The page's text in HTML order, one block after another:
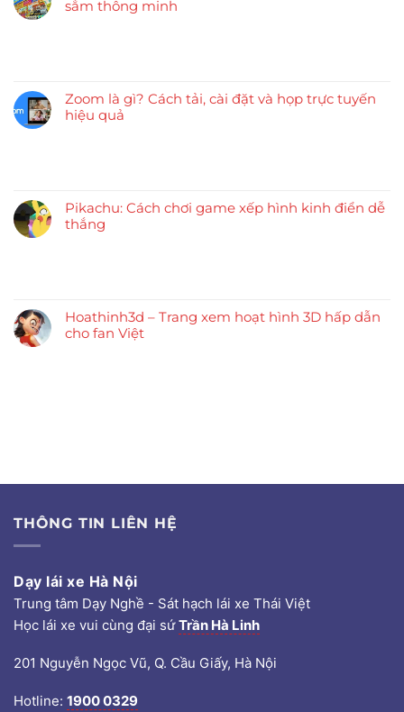
sắm thông minh
Zoom là gì? Cách tải, cài đặt và họp trực tuyến
hiệu quả
Pikachu: Cách chơi game xếp hình kinh điển dễ
thắng
Hoathinh3d – Trang xem hoạt hình 3D hấp dẫn
cho fan Việt
THÔNG TIN LIÊN HỆ
Dạy lái xe Hà Nội
Trung tâm Dạy Nghề - Sát hạch lái xe Thái Việt
Học lái xe vui cùng đại sứTrần Hà Linh
201 Nguyễn Ngọc Vũ, Q. Cầu Giấy, Hà Nội
Hotline: 1900 0329